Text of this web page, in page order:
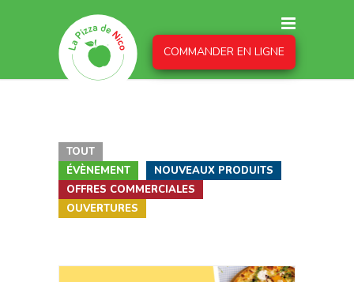
COMMANDER EN LIGNE
TOUT
ÉVÈNEMENT
NOUVEAUX PRODUITS
OFFRES COMMERCIALES
OUVERTURES